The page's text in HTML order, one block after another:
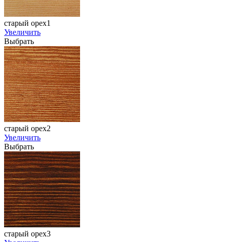
старый орех1
Увеличить
Выбрать
старый орех2
Увеличить
Выбрать
старый орех3